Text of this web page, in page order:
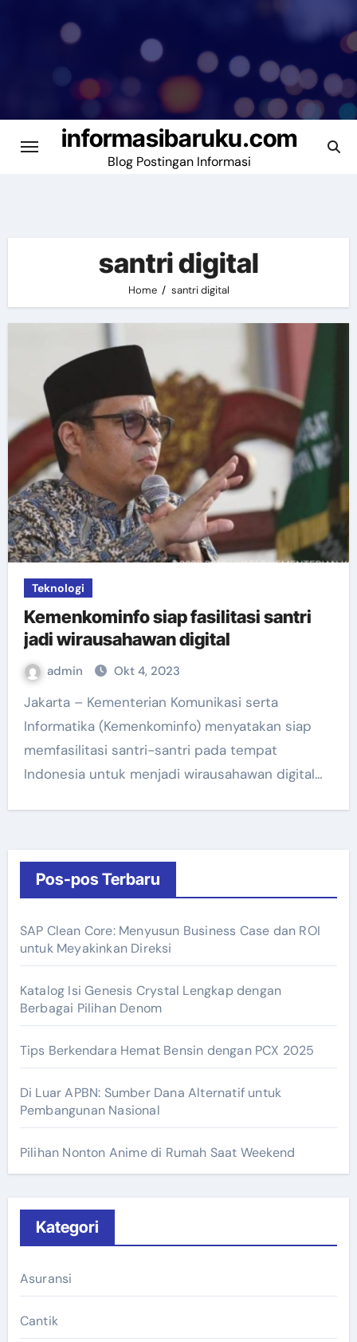
informasibaruku.com
Blog Postingan Informasi
santri digital
Home santri digital
Teknologi
Kemenkominfo siap fasilitasi santri
jadi wirausahawan digital
admin Okt 4, 2023
Jakarta – Kementerian Komunikasi serta
Informatika (Kemenkominfo) menyatakan siap
memfasilitasi santri-santri pada tempat
Indonesia untuk menjadi wirausahawan digital…
Pos-pos Terbaru
SAP Clean Core: Menyusun Business Case dan ROI
untuk Meyakinkan Direksi
Katalog Isi Genesis Crystal Lengkap dengan
Berbagai Pilihan Denom
Tips Berkendara Hemat Bensin dengan PCX 2025
Di Luar APBN: Sumber Dana Alternatif untuk
Pembangunan Nasional
Pilihan Nonton Anime di Rumah Saat Weekend
Kategori
Asuransi
Cantik